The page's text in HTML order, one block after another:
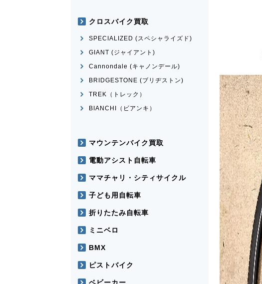
クロスバイク買取
SPECIALIZED (スペシャライズド)
GIANT (ジャイアント)
Cannondale (キャノンデール)
BRIDGESTONE (ブリヂストン)
TREK（トレック）
BIANCHI（ビアンキ）
マウンテンバイク買取
電動アシスト自転車
ママチャリ・シティサイクル
子ども用自転車
折りたたみ自転車
ミニベロ
BMX
ピストバイク